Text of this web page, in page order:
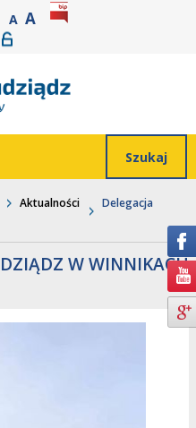
serwisu
POMNIEJSZ CZCIONKĘ
A STANDARDOWY ROZMIAR
A POWIĘKSZ
rozmiar czcionki
Aktualności
Delegacja
W WINNIKACH